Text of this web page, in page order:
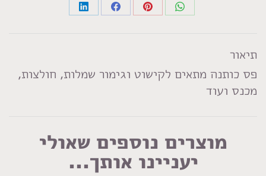
Share
Share
Share
Share
תיאור
פס כותנה מתאים לקישוט וגימור שמלות, חולצות,
מכנס ועוד
מוצרים נוספים שאולי
יעניינו אותך...